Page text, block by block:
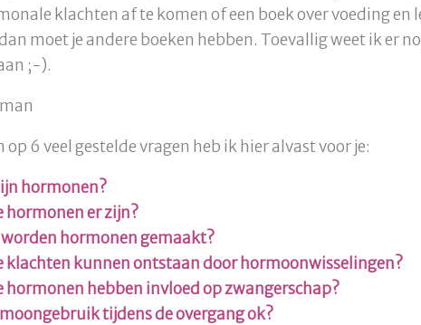
klachten af te komen of een boek over voeding
moet je andere boeken hebben. Toevallig weet ik er
;-).
6 veel gestelde vragen heb ik hier alvast voor je:
hormonen?
hormonen er zijn?
hormonen gemaakt?
klachten kunnen ontstaan door hormoonwisselingen?
hormonen hebben invloed op zwangerschap?
tijdens de overgang ok?